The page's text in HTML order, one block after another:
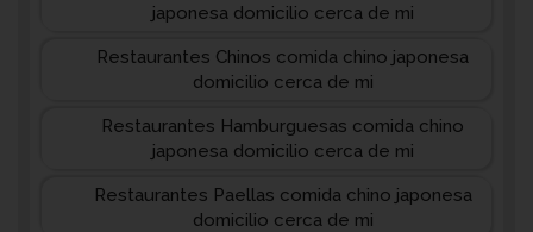
japonesa domicilio cerca de mi
Restaurantes Chinos comida chino japonesa
domicilio cerca de mi
Restaurantes Hamburguesas comida chino
japonesa domicilio cerca de mi
Restaurantes Paellas comida chino japonesa
domicilio cerca de mi